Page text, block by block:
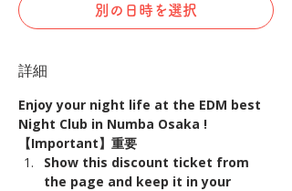
別の日時を選択
詳細
Enjoy your night life at the EDM best
Night Club in Numba Osaka !
【Important】重要
Show this discount ticket from
the page and keep it in your